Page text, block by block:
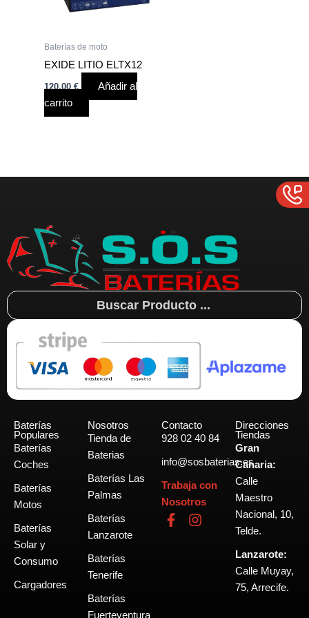
Baterías de moto
EXIDE LITIO ELTX12
120,00€
Añadir al
carrito
Search
...
Baterías
Populares
Baterías
Coches
Baterías
Motos
Baterías
Solar y
Consumo
Cargadores
Nosotros
Tienda de
Baterias
Baterías Las
Palmas
Baterías
Lanzarote
Baterías
Tenerife
Baterías
Fuerteventura
Contacto
928 02 40 84
info@sosbaterias.es
Trabaja con
Nosotros
F
a
I
n
Direcciones
Tiendas
Gran
Canaria:
Calle
Maestro
Nacional, 10,
Telde.
Lanzarote:
Calle Muyay,
75, Arrecife.